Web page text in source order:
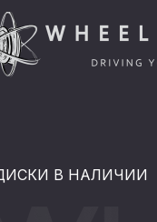
В НАЛИЧИИ